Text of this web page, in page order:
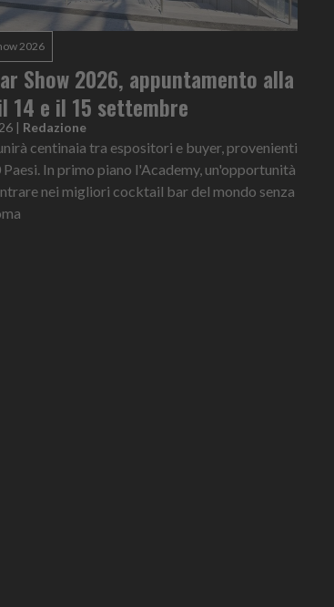
2026
Show 2026, appuntamento alla
14 e il 15 settembre
| Redazione
centinaia tra espositori e buyer, provenienti
In primo piano l'Academy, un'opportunità
nei migliori cocktail bar del mondo senza